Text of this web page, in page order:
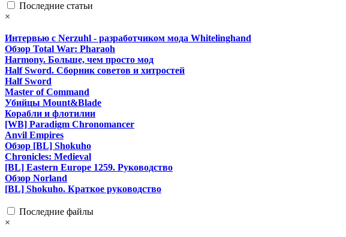
Последние статьи
×
Интервью с Nerzuhl - разработчиком мода Whitelinghand
Обзор Total War: Pharaoh
Harmony. Больше, чем просто мод
Half Sword. Сборник советов и хитростей
Half Sword
Master of Command
Убийцы Mount&Blade
Корабли и флотилии
[WB] Paradigm Chronomancer
Anvil Empires
Обзор [BL] Shokuho
Chronicles: Medieval
[BL] Eastern Europe 1259. Руководство
Обзор Norland
[BL] Shokuho. Краткое руководство
Последние файлы
×